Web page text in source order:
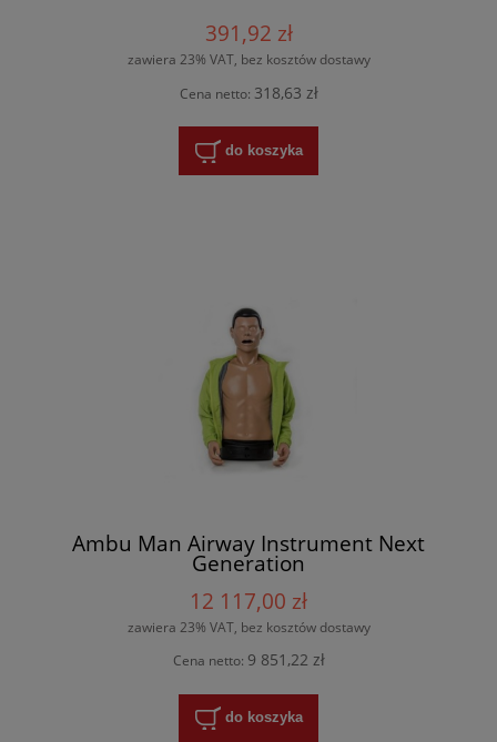
391,92 zł
zawiera 23% VAT, bez kosztów dostawy
Cena netto: 318,63 zł
do koszyka
Ambu Man Airway Instrument Next
Generation
12 117,00 zł
zawiera 23% VAT, bez kosztów dostawy
Cena netto: 9 851,22 zł
do koszyka